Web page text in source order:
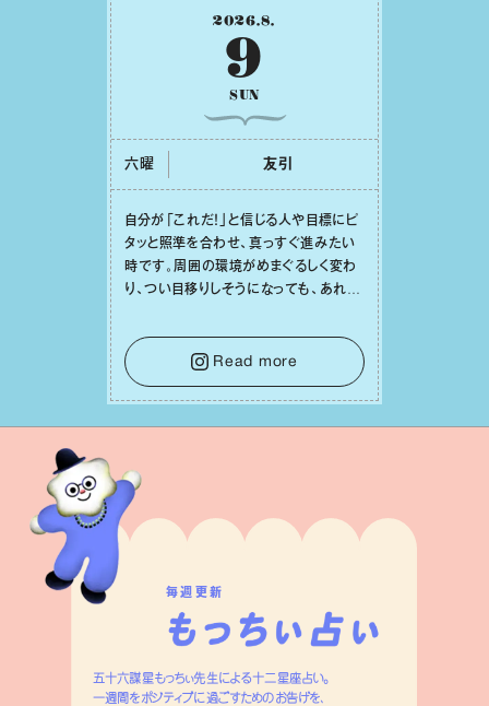
2026.8.
9
SUN
六曜 友引
⾃分が「これだ！」と信じる⼈や⽬標にピ
タッと照準を合わせ、真っすぐ進みたい
時です。周囲の環境がめまぐるしく変わ
り、つい⽬移りしそうになっても、あれこ
をそっと⼿放し、⽬の前のことに集中しま
しょう。そのブレない決意が、あなたにと
って有意義で安定した成果を引き寄せま
す。
Read more
毎週更新
五十六謀星もっちぃ先生による十二星座占い。
一週間をポジティブに過ごすためのお告げを、